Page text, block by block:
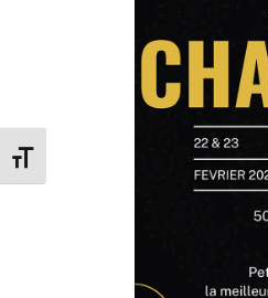
Changer la taille de la police